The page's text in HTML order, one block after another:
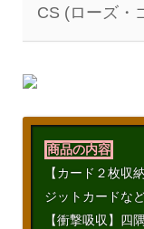
CS (ローズ・
商品の内容
【カード２枚収
ジットカードな
【衝撃吸収】四